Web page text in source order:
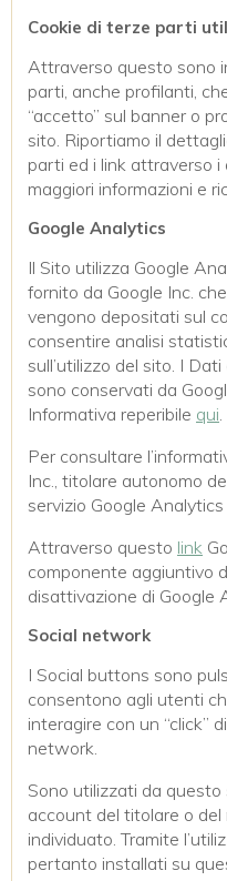
Cookie di terze parti
Attraverso questo sono
parti, anche profilanti,
“accetto” sul banner o
sito. Riportiamo il
parti ed i link attraverso i
maggiori informazioni e
Google Analytics
Il Sito utilizza Google
fornito da Google Inc.
vengono depositati sul
consentire analisi
sull’utilizzo del sito. I
sono conservati da
Informativa reperibile qui
Per consultare
Inc., titolare autonomo
servizio Google Analytics
Attraverso questo link
componente aggiuntivo
disattivazione di Google
Social network
I Social buttons sono
consentono agli utenti
interagire con un “click”
network.
Sono utilizzati da questo
account del titolare o
individuato. Tramite
pertanto installati su